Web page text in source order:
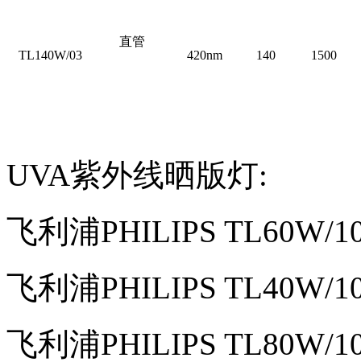
TL140W/03
直管
420nm
140 1500
UVA紫外线晒版灯:
飞利浦PHILIPS TL60W/
飞利浦PHILIPS TL40W/
飞利浦PHILIPS TL80W/